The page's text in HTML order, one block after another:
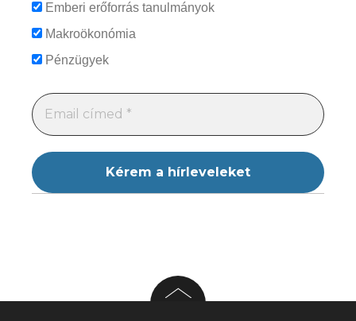
Emberi erőforrás tanulmányok
Makroökonómia
Pénzügyek